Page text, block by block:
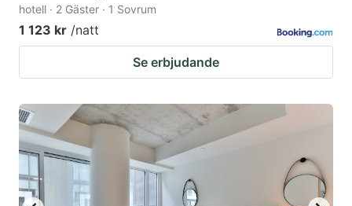
hotell · 2 Gäster · 1 Sovrum
1 123 kr /natt
Se erbjudande